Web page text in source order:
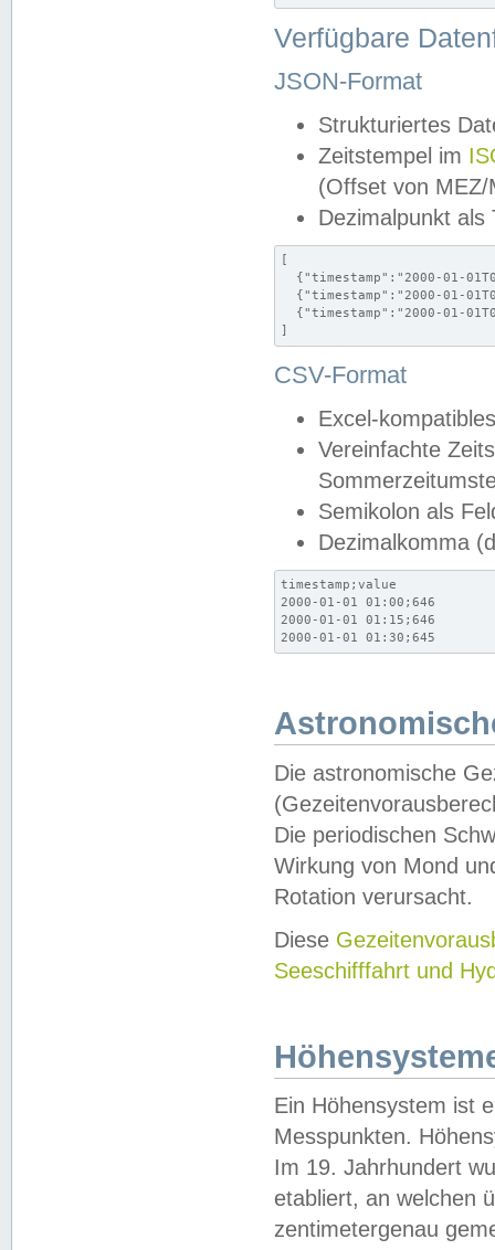
Verfügbare
JSON-Format
Strukturiertes
Zeitstempel im
(Offset von MEZ/
Dezimalpunkt als
[
{"timestamp":"2000-01-
{"timestamp":"2000-01-
{"timestamp":"2000-01-
]
CSV-Format
Excel-
Vereinfachte
Semikolon als
Dezimalkomma
timestamp;value
2000-01-01 01:00;646
2000-01-01 01:15;646
2000-01-01 01:30;645
Die astronomische
Die periodischen
Wirkung von Mond
Rotation verursacht.
Diese
Seeschifffahrt und
Ein Höhensystem ist
Messpunkten.
Im 19. Jahrhundert
etabliert, an welchen
zentimetergenau